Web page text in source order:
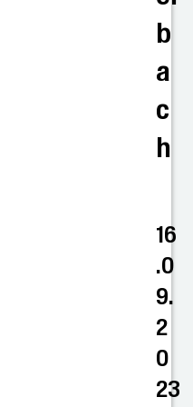
b
a
c
h
16
.0
9.
2
0
23